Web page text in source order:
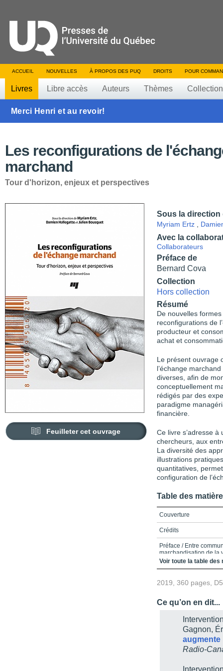
ACCUEIL NOUVELLES À PROPOS DES PUQ DROITS POUR
Livres Libre accès Auteurs Thèmes
Merci Henri et au revoir!
Les reconfigurations de
marchand
Tour d'horizon, enjeux et perspectives
Feuilleter cet ouvrage
Sous la direction
Myriam Ertz
Avec la
Collaborateurs
Préface de
Bernard Cova
Collection
Hors collection
Résumé
De nouvelles
reconfigurations de
producteur et
achat et
Le présent ouvrage
l’échange
diverses, afin de
conceptuellement
rédigés par des
paradigme
financière.
Ce livre s’adresse
chercheurs, aux
La diversité des
illustrations
quantitatives,
configuration de
Table des
Couverture
Crédits
Préface / Entre
marchandisation de la
Communautarisation
Marchandisation de la
Références
Table des matières
Liste des encadrés
Liste des figures
Voir toute la table des
2019, 360 pages,
Ce qu’on en dit...
Gagnon,
augmente
Radio-